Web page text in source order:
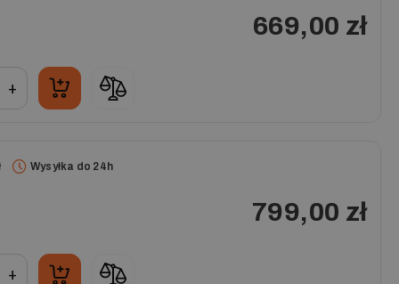
669,00 zł
+
Wysyłka do 24h
799,00 zł
+